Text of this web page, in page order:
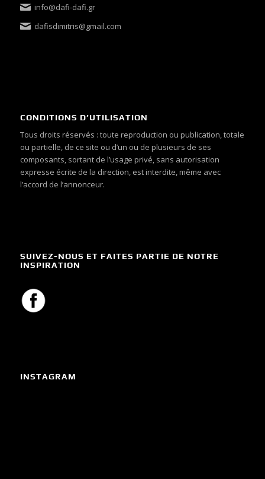
info@dafi-dafi.gr
dafisdimitris@gmail.com
CONDITIONS D’UTILISATION
Tous droits réservés : toute reproduction ou publication, totale
ou partielle, de ce site ou d’un ou de plusieurs de ses
composants, sortant de l’usage privé, sans autorisation
expresse écrite de la direction, est interdite, même avec
l’accord de l’annonceur.
SUIVEZ-NOUS ET FAITES PARTIE DE NOTRE
INSPIRATION
INSTAGRAM